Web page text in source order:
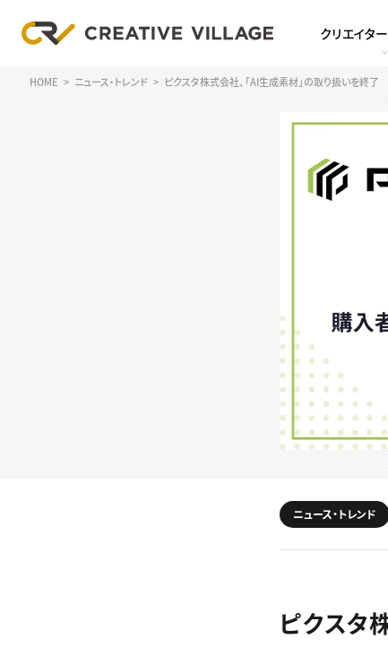
クリエイタ
HOME ニュース・トレンド ピクスタ株式会社、「AI生成素材」の取り扱いを終了
ニュース・トレンド
ピクスタ